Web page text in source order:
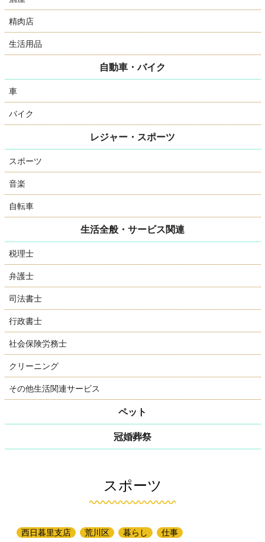
精肉店
生活用品
自動車・バイク
車
バイク
レジャー・スポーツ
スポーツ
音楽
自転車
生活全般・サービス関連
税理士
弁護士
司法書士
行政書士
社会保険労務士
クリーニング
その他生活関連サービス
ペット
冠婚葬祭
スポーツ
西日暮里支店 荒川区 暮らし 仕事